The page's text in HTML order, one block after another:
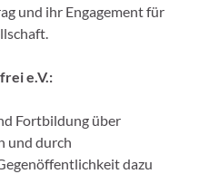
und ihr Engagement für
e.V.:
Fortbildung über
und durch
egenöffentlichkeit dazu